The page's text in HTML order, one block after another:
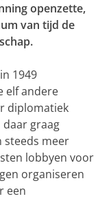
openzette,
van tijd de
1949
elf andere
diplomatiek
graag
steeds meer
lobbyen voor
organiseren
een